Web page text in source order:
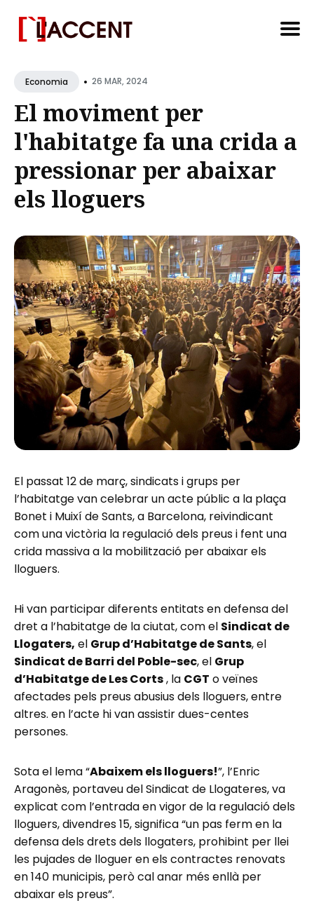
for
Blog
Economia • 26 MAR, 2024
El moviment per
l'habitatge fa una crida a
pressionar per abaixar
els lloguers
El passat 12 de març, sindicats i grups per
l’habitatge van celebrar un acte públic a la plaça
Bonet i Muixí de Sants, a Barcelona, reivindicant
com una victòria la regulació dels preus i fent una
crida massiva a la mobilització per abaixar els
lloguers.
Hi van participar diferents entitats en defensa del
dret a l’habitatge de la ciutat, com el Sindicat de
Llogaters, el Grup d’Habitatge de Sants, el
Sindicat de Barri del Poble-sec, el Grup
d’Habitatge de Les Corts, la CGT o veïnes
afectades pels preus abusius dels lloguers, entre
altres. en l’acte hi van assistir dues-centes
persones.
Sota el lema “Abaixem els lloguers!”, l’Enric
Aragonès, portaveu del Sindicat de Llogateres, va
explicat com l’entrada en vigor de la regulació dels
lloguers, divendres 15, significa “un pas ferm en la
defensa dels drets dels llogaters, prohibint per llei
les pujades de lloguer en els contractes renovats
en 140 municipis, però cal anar més enllà per
abaixar els preus”.